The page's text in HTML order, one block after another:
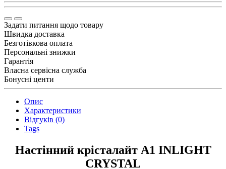
Задати питання щодо товару
Швидка доставка
Безготівкова оплата
Персональні знижки
Гарантія
Власна сервісна служба
Бонусні центи
Опис
Характеристики
Відгуків (0)
Tags
Настінний крісталайт А1 INLIGHT
CRYSTAL